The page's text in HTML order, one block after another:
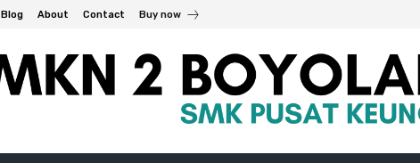
Blog About Contact Buy now